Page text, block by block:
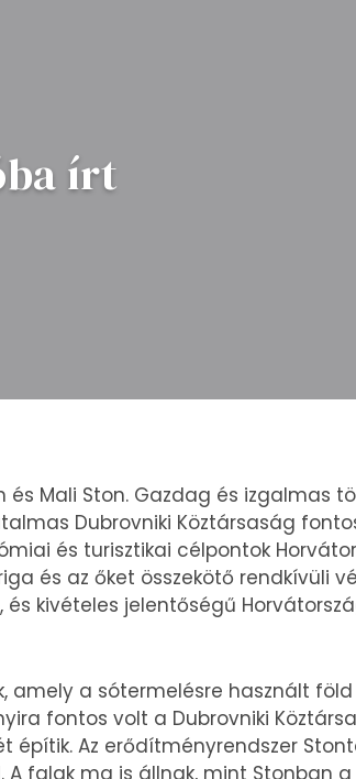
írt
Mali Ston. Gazdag és izgalmas
Dubrovniki Köztársaság
és turisztikai célpontok
és az őket összekötő rendkívüli
kivételes jelentőségű
amely a sótermelésre használt
fontos volt a Dubrovniki
építik. Az erődítményrendszer
falak ma is állnak, mint Stonban